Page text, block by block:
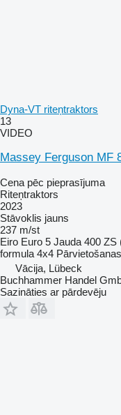
Dyna-VT riteņtraktors
13
VIDEO
Massey Ferguson MF
Cena pēc pieprasījuma
Riteņtraktors
2023
Stāvoklis jauns
237 m/st
Eiro Euro 5 Jauda 400 ZS
formula 4x4
Vācija, Lübeck
Buchhammer Handel
Sazināties ar pārdevēju